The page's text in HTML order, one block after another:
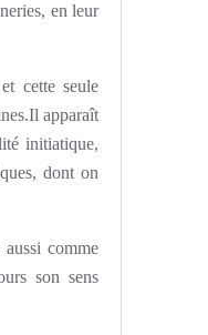
en leur
cette seule
apparaît
initiatique,
dont on
comme
son sens